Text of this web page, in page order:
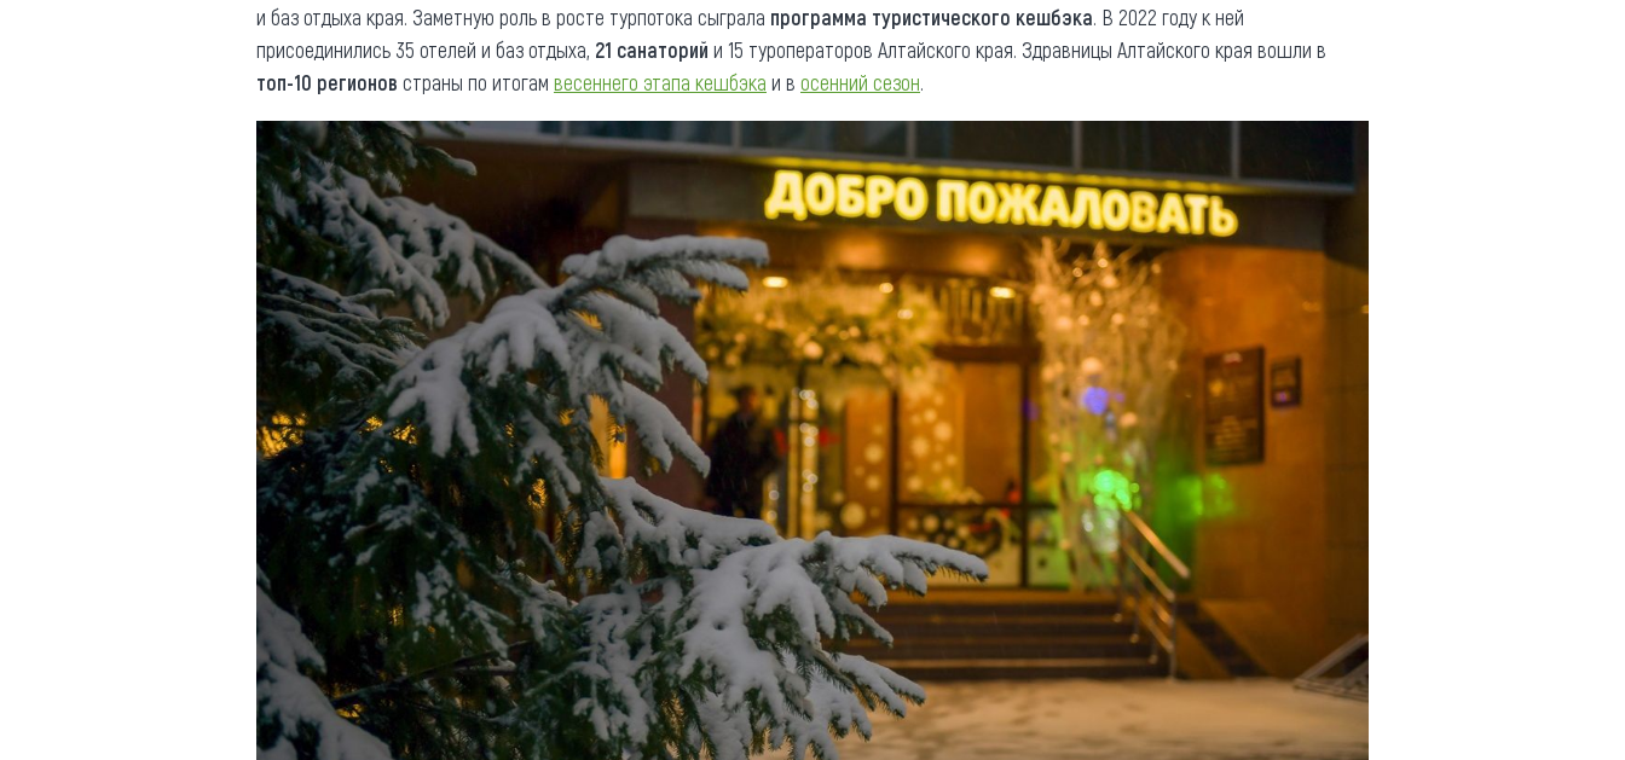
и баз отдыха края. Заметную роль в росте турпотока сыграла программа туристического кешбэка. В 2022 году к ней
присоединились 35 отелей и баз отдыха, 21 санаторий и 15 туроператоров Алтайского края. Здравницы Алтайского края вошли в
топ-10 регионов страны по итогам весеннего этапа кешбэка и в осенний сезон.